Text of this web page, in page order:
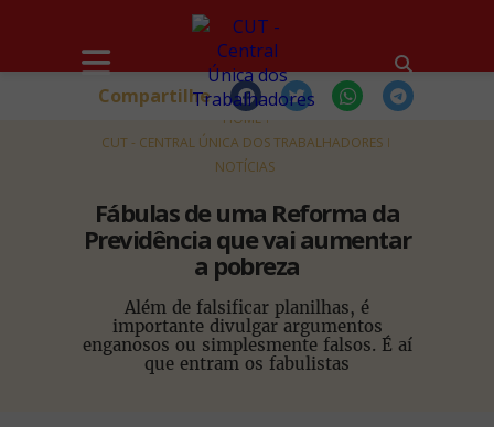
HOME
CUT - CENTRAL ÚNICA DOS TRABALHADORES
NOTÍCIAS
Fábulas de uma Reforma da
Previdência que vai aumentar
a pobreza
Além de falsificar planilhas, é
importante divulgar argumentos
enganosos ou simplesmente falsos. É aí
que entram os fabulistas
Compartilhe